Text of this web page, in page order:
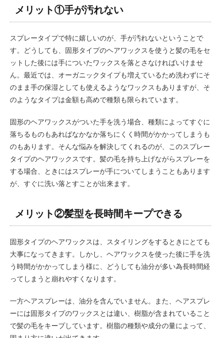
メリット①手が汚れない
スプレータイプで特に嬉しいのが、手が汚れないということで
す。どうしても、固形タイプのヘアワックスを使うと髪の毛をセ
ットした後には手についたワックスを落とさなければいけませ
ん。最近では、オーガニックタイプも増えているため洗わずにそ
のまま手の保湿としても使えるようなワックスもありますが、そ
のようなタイプは金額も高めで種類も限られています。
固形のヘアワックスがついた手を洗う場合、種類によってすぐに
落ちるものもあればなかなか落ちにくく時間がかかってしまうも
のもあります。そんな悩みを解決してくれるのが、このスプレー
タイプのヘアワックスです。髪の毛を持ち上げながらスプレーを
する場合、ときにはスプレーが手についてしまうこともあります
が、すぐに洗い落とすことが出来ます。
メリット②髪型を長時間キープできる
固形タイプのヘアワックスは、スタイリングをするときにとても
大事になってきます。しかし、ヘアワックスを使った後に手を洗
う時間がかかってしまう様に、どうしても油分が多い為長時間経
ってしまうと崩れやすくなります。
一方ヘアスプレーは、油分を含んでいません。また、ヘアスプレ
ーには固形タイプのワックスとは違い、樹脂が含まれていること
で髪の毛をキープしています。樹脂の種類や成分の量によって、